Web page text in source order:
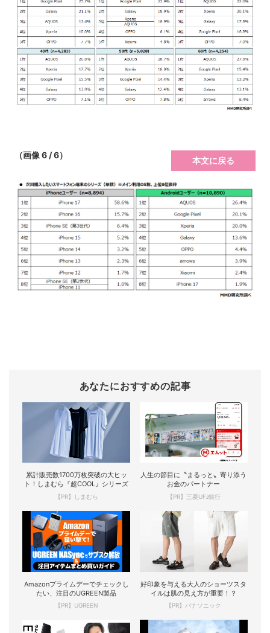
（画像 6 / 6）
本文に戻る
あなたにおすすめの記事
累計販売数1700万枚突破の大ヒッ
ト！しまむら『超COOL』シリーズ
【PR】しまむら
人生の節目に〝まるっと〟寄り添う
お金のパートナー
【PR】三菱UFJ銀行
Amazonプライムデーでチェックし
たい、注目のUGREEN製品
【PR】UGREEN
好印象を与える大人のショーツスタ
イルは肌の見え方が重要！？
【PR】パナソニック